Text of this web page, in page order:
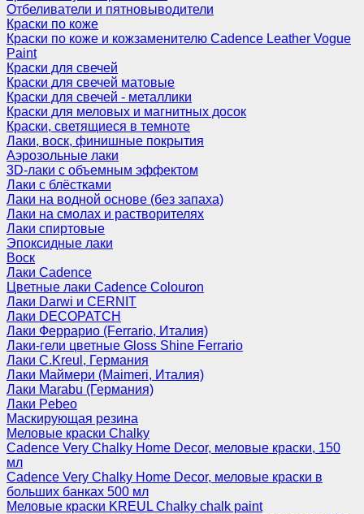
Отбеливатели и пятновыводители
Краски по коже
Краски по коже и кожзаменителю Cadence Leather Vogue
Paint
Краски для свечей
Краски для свечей матовые
Краски для свечей - металлики
Краски для меловых и магнитных досок
Краски, светящиеся в темноте
Лаки, воск, финишные покрытия
Аэрозольные лаки
3D-лаки с объемным эффектом
Лаки с блёстками
Лаки на водной основе (без запаха)
Лаки на смолах и растворителях
Лаки спиртовые
Эпоксидные лаки
Воск
Лаки Cadence
Цветные лаки Cadence Colouron
Лаки Darwi и CERNIT
Лаки DECOPATCH
Лаки Феррарио (Ferrario, Италия)
Лаки-гели цветные Gloss Shine Ferrario
Лаки C.Kreul, Германия
Лаки Маймери (Maimeri, Италия)
Лаки Marabu (Германия)
Лаки Pebeo
Маскирующая резина
Меловые краски Chalky
Cadence Very Chalky Home Decor, меловые краски, 150
мл
Cadence Very Chalky Home Decor, меловые краски в
больших банках 500 мл
Меловые краски KREUL Chalky chalk paint